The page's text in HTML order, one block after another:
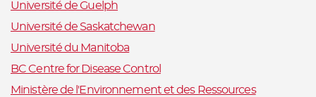
Université de Guelph
Université de Saskatchewan
Université du Manitoba
BC Centre for Disease Control
Ministère de l'Environnement et des Ressources